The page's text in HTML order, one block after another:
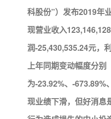
科股份”）发布2019年
现营业收入
润-25,430,535.24元，
上年同期变动幅度分别
为-23.92%、-673.89%
现业绩下滑，但好消息